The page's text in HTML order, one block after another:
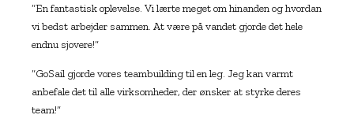
“En fantastisk oplevelse. Vi lærte meget om hinanden og hvordan
vi bedst arbejder sammen. At være på vandet gjorde det hele
endnu sjovere!”
“GoSail gjorde vores teambuilding til en leg. Jeg kan varmt
anbefale det til alle virksomheder, der ønsker at styrke deres
team!”